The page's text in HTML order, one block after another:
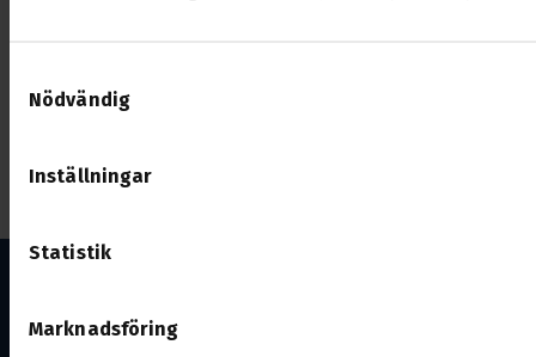
Nödvändig
Inställningar
Statistik
Marknadsföring
Sekretess och säkerhet